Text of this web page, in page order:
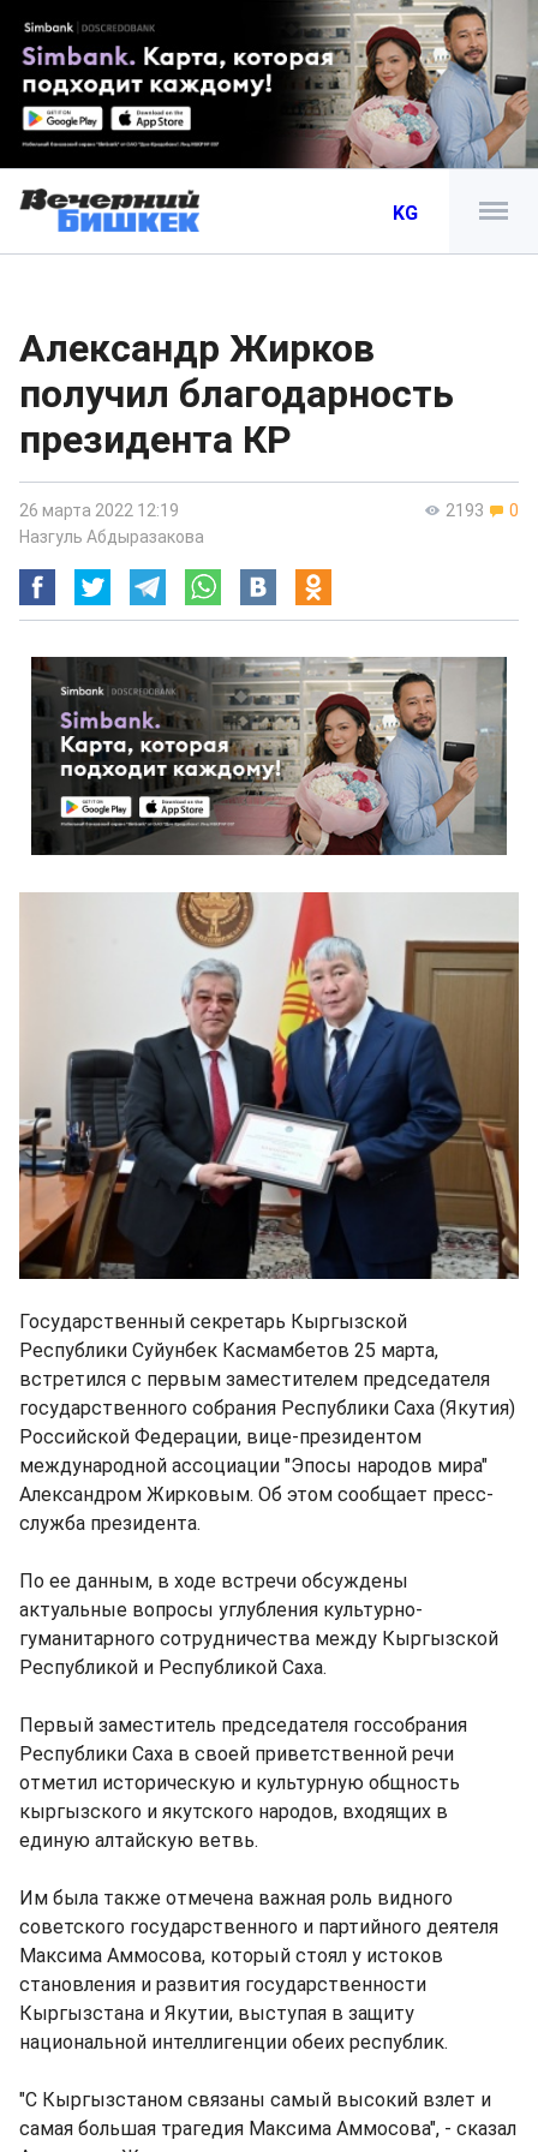
KG
Александр Жирков
получил благодарность
президента КР
2193 0
26 марта 2022 12:19
Назгуль Абдыразакова
Государственный секретарь Кыргызской
Республики Суйунбек Касмамбетов 25 марта,
встретился с первым заместителем председателя
государственного собрания Республики Саха (Якутия)
Российской Федерации, вице-президентом
международной ассоциации "Эпосы народов мира"
Александром Жирковым. Об этом сообщает пресс-
служба президента.
По ее данным, в ходе встречи обсуждены
актуальные вопросы углубления культурно-
гуманитарного сотрудничества между Кыргызской
Республикой и Республикой Саха.
Первый заместитель председателя госсобрания
Республики Саха в своей приветственной речи
отметил историческую и культурную общность
кыргызского и якутского народов, входящих в
единую алтайскую ветвь.
Им была также отмечена важная роль видного
советского государственного и партийного деятеля
Максима Аммосова, который стоял у истоков
становления и развития государственности
Кыргызстана и Якутии, выступая в защиту
национальной интеллигенции обеих республик.
"С Кыргызстаном связаны самый высокий взлет и
самая большая трагедия Максима Аммосова", - сказал